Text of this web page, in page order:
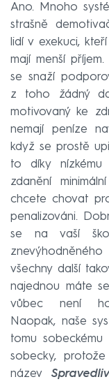
Ano. Mnoho
strašně
lidí v exekuci,
mají menší
se snaží
z toho žádný
motivovaný ke
nemají peníze
když se prostě
to díky nízkému
zdanění
chcete chovat
penalizováni.
se na vaší
všechny další
najednou máte
vůbec není
Naopak, naše
tomu
sobecky,
název